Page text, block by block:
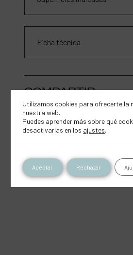
Ficha técnica
COMPARTIR
Utilizamos cookies para ofrecerte la
nuestra web.
Puedes aprender más sobre qué
desactivarlas en los ajustes.
Aceptar Rechazar